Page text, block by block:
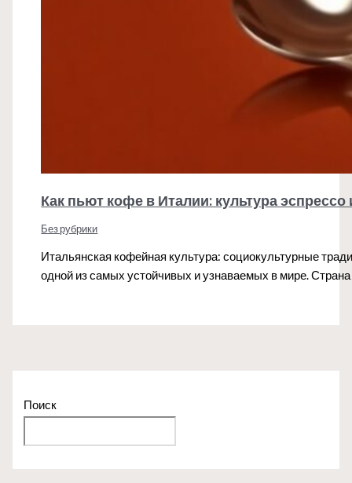
Как пьют кофе в Италии: культура эспрессо
Без рубрики
Итальянская кофейная культура: социокультурные
одной из самых устойчивых и узнаваемых в мире.
Поиск